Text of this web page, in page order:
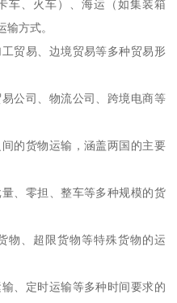
车、火车）、海运（如集装箱
方式。
贸易、边境贸易等多种贸易形
公司、物流公司、跨境电商等
的货物运输，涵盖两国的主要
、零担、整车等多种规模的货
物、超限货物等特殊货物的运
、定时运输等多种时间要求的